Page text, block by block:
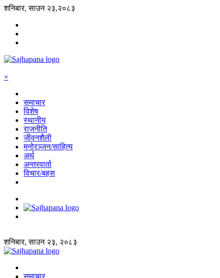
शनिबार, साउन २३,२०८३
×
समाचार
विशेष
स्थानीय
राजनीति
जीवनशैली
मनोरञ्जन/साहित्य
अर्थ
अन्तरवार्ता
विचार/बहस
शनिबार, साउन २३, २०८३
समाचार